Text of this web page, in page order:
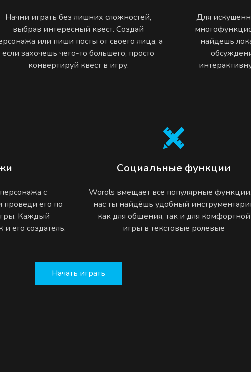
Начни играть без лишних сложностей,
выбрав интересный квест. Создай
или пиши посты от своего лица, а
если захочешь чего-то большего, просто
конвертируй квест в игру.
Для
найдешь
с
его по
Каждый
его создатель.
Социальные функции
Worols вмещает все популярные
нас ты найдёшь удобный
как для общения, так и для комфортной
игры в текстовые ролевые
Начать играть